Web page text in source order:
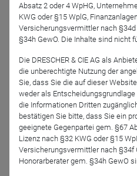
Wenn Sie nicht am Webinar
Aufzeichnung aber gerne
können Sie sich gerne
Das Webinar findet in
Jetzt für das
Zurück
Absatz 2 oder 4 WpHG,
KWG oder §15 WplG,
Versicherungsvermittler nach
§34h GewO. Die Inhalte sind nicht
Die DRESCHER & CIE AG als
die unberechtigte Nutzung der
Sie, dass Sie die auf dieser
weder als
die Informationen Dritten
bestätigen Sie bitte, dass Sie ein
geeignete Gegenpartei gem. §67
Lizenz nach §32 KWG oder §15
Versicherungsvermittler nach §34f
Honorarberater gem. §34h GewO